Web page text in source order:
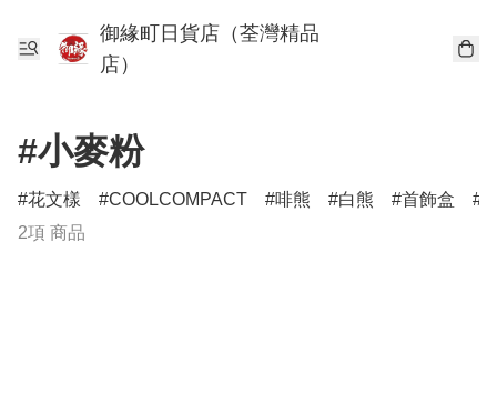
御緣町日貨店（荃灣精品
店）
#小麥粉
花文樣 COOLCOMPACT 啡熊 白熊 首飾盒
2項 商品